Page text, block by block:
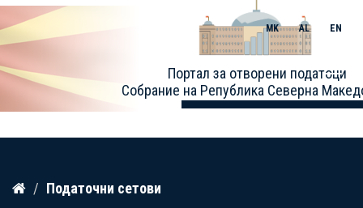
Прескокнете
Портал за отворени податоци
Собрание на Република Северна
MK AL EN
Toggle
Податочни сетови